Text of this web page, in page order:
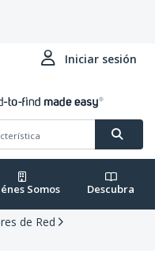
Iniciar sesión
Somos Descubra
de Red